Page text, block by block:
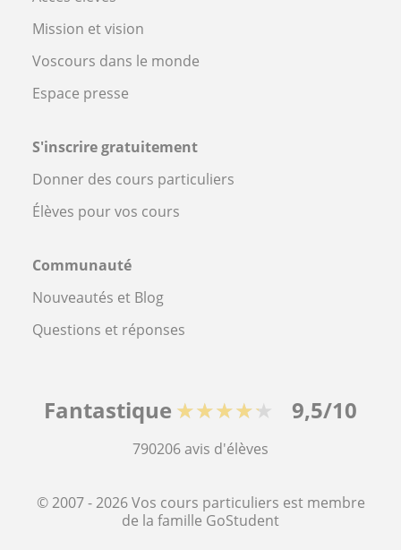
Mission et vision
Voscours dans le monde
Espace presse
S'inscrire gratuitement
Donner des cours particuliers
Élèves pour vos cours
Communauté
Nouveautés et Blog
Questions et réponses
Fantastique ★★★★★ 9,5/10
790206avis d'élèves
© 2007 - 2026 Vos cours particuliers est membre
de la famille GoStudent